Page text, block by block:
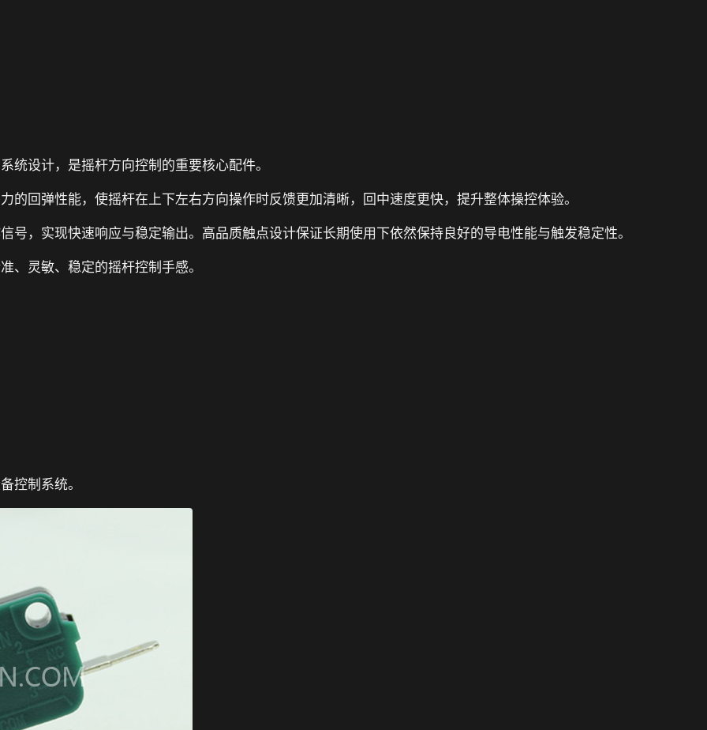
统设计，是摇杆方向控制的重要核心配件。
的回弹性能，使摇杆在上下左右方向操作时反馈更加清晰，回中速度更快，提升整体操控体验。
号，实现快速响应与稳定输出。高品质触点设计保证长期使用下依然保持良好的导电性能与触发稳定性。
、灵敏、稳定的摇杆控制手感。
控制系统。